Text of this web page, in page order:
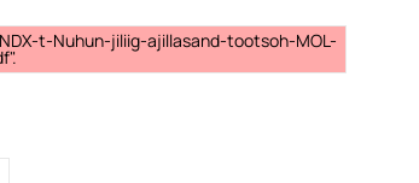
t-Nuhun-jiliig-ajillasand-tootsoh-MOL-